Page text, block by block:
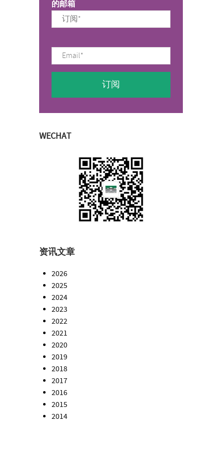
的邮箱
WECHAT
资讯文章
2026
2025
2024
2023
2022
2021
2020
2019
2018
2017
2016
2015
2014